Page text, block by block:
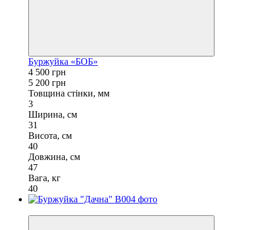
Буржуйка «БОБ»
4 500 грн
5 200 грн
Товщина стінки, мм
3
Ширина, см
31
Висота, см
40
Довжина, см
47
Вага, кг
40